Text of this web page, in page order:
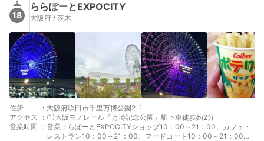
18
ららぽーとEXPOCITY
大阪府 / 茨木
住所 : 大阪府吹田市千里万博公園2-1
アクセス
: (1)大阪モノレール「万博記念公園」駅下車徒歩約2分
営業時間
: 営業：らぽーとEXPOCITYショップ10：00～21：00、カフェ・
レストラン10：00～21：00、フードコート10：00～21：00、